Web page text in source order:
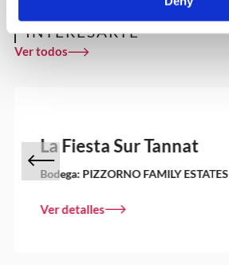
INTERESARTE
Ver todos
La Fiesta Sur Tannat
Bodega: PIZZORNO FAMILY ESTATES
Ver detalles